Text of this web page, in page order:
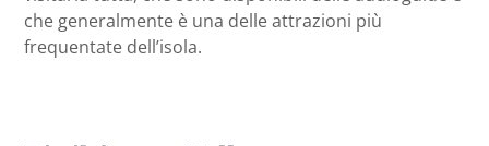
che generalmente è una delle attrazioni più
frequentate dell’isola.